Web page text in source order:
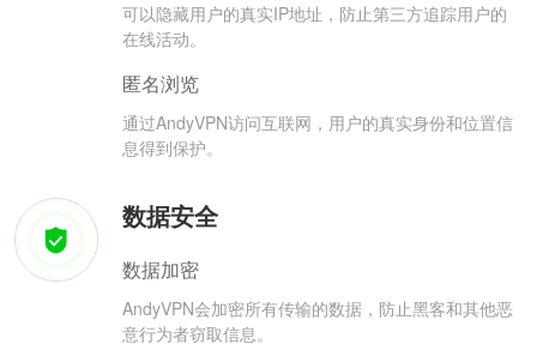
可以隐藏用户的真实IP地址，防止第三方追踪用户的
在线活动。
匿名浏览
通过AndyVPN访问互联网，用户的真实身份和位置信
息得到保护。
数据安全
数据加密
AndyVPN会加密所有传输的数据，防止黑客和其他恶
意行为者窃取信息。